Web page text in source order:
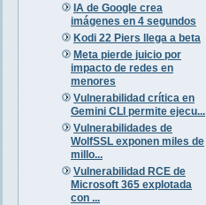
IA de Google crea
imágenes en 4 segundos
Kodi 22 Piers llega a beta
Meta pierde juicio por
impacto de redes en
menores
Vulnerabilidad crítica en
Gemini CLI permite ejecu...
Vulnerabilidades de
WolfSSL exponen miles de
millo...
Vulnerabilidad RCE de
Microsoft 365 explotada
con ...